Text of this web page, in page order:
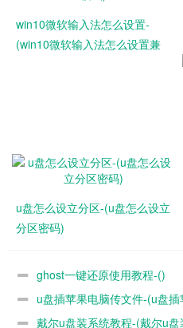
win10微软输入法怎么设置-
(win10微软输入法怎么设置兼
u盘怎么设立分区-(u盘怎么设立
分区密码)
ghost一键还原使用教程-()
u盘插苹果电脑传文件-(u盘
戴尔u盘装系统教程-(戴尔u